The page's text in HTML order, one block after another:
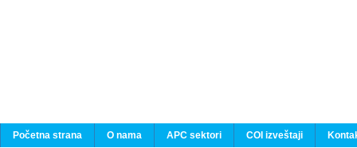
Početna strana O nama APC sektori COI izveštaji